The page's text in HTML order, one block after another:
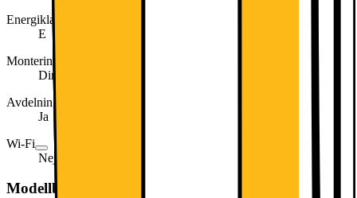
Energiklass
E
Montering av integrerad dörr
Direkt montering på möbelfront
Avdelning för färskvaror
Ja
Wi-Fi
Nej
Modellbeskrivning